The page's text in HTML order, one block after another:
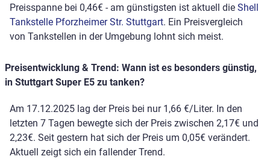
Preisspanne bei 0,46€ - am günstigsten ist aktuell die Shell
Tankstelle Pforzheimer Str. Stuttgart. Ein Preisvergleich
von Tankstellen in der Umgebung lohnt sich meist.
Preisentwicklung & Trend: Wann ist es besonders günstig,
in Stuttgart Super E5 zu tanken?
Am 17.12.2025 lag der Preis bei nur 1,66 €/Liter. In den
letzten 7 Tagen bewegte sich der Preis zwischen 2,17€ und
2,23€. Seit gestern hat sich der Preis um 0,05€ verändert.
Aktuell zeigt sich ein fallender Trend.